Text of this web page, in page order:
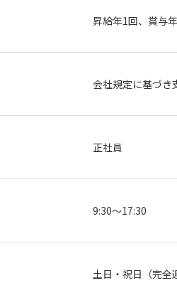
昇給年1回、賞与
会社規定に基づき
正社員
9:30～17:30
土日・祝日（完